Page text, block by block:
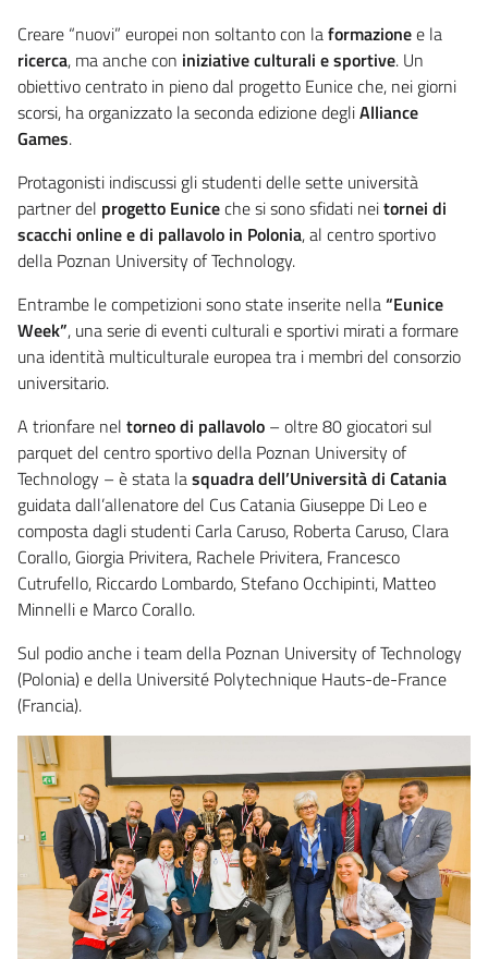
Creare “nuovi” europei non soltanto con laformazionee la
ricerca, ma anche con iniziative culturali e sportive. Un
obiettivo centrato in pieno dal progetto Eunice che, nei giorni
scorsi, ha organizzato la seconda edizione degliAlliance
Games.
Protagonisti indiscussi gli studenti delle sette università
partner del progetto Euniceche si sono sfidati neitornei di
scacchi online e di pallavolo in Polonia, al centro sportivo
della Poznan University of Technology.
Entrambe le competizioni sono state inserite nella“Eunice
Week”, una serie di eventi culturali e sportivi mirati a formare
una identità multiculturale europea tra i membri del consorzio
universitario.
A trionfare nel torneo di pallavolo – oltre 80 giocatori sul
parquet del centro sportivo della Poznan University of
Technology – è stata lasquadra dell’Università di Catania
guidata dall’allenatore del Cus Catania Giuseppe Di Leo e
composta dagli studenti Carla Caruso, Roberta Caruso, Clara
Corallo, Giorgia Privitera, Rachele Privitera, Francesco
Cutrufello, Riccardo Lombardo, Stefano Occhipinti, Matteo
Minnelli e Marco Corallo.
Sul podio anche i team della Poznan University of Technology
(Polonia) e della Université Polytechnique Hauts-de-France
(Francia).